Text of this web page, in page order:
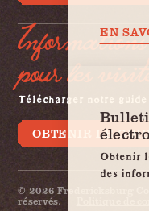
Informations
pour les
Télécharger notre
OBTENIR LE
© 2026 Fredericksburg
réservés.
EN
Obtenir
des